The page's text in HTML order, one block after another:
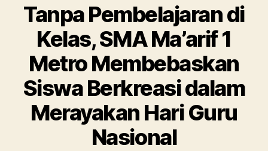
Tanpa Pembelajaran di
Kelas, SMA Ma’arif 1
Metro Membebaskan
Siswa Berkreasi dalam
Merayakan Hari Guru
Nasional